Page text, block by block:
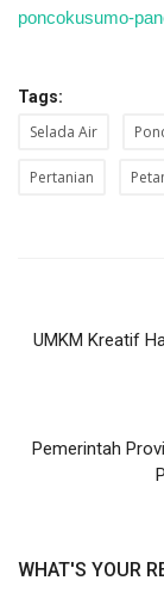
poncokusumo-
Tags:
Selada Air
Pertanian
UMKM Kreatif
Pemerintah
WHAT'S YOUR